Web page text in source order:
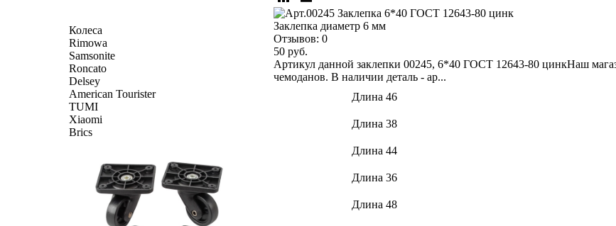
Колеса
Rimowa
Samsonite
Roncato
Delsey
American Tourister
TUMI
Xiaomi
Brics
Заклепка диаметр 6 мм
Отзывов: 0
50 руб.
Артикул данной заклепки 00245, 6*40 ГОСТ 12643-80 цинкНаш
чемоданов. В наличии деталь - ар...
Длина 46
Длина 38
Длина 44
Длина 36
Длина 48